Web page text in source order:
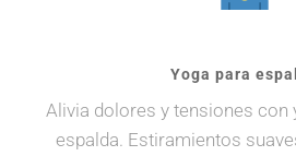
Yoga para
Alivia dolores y tensiones con
espalda. Estiramientos